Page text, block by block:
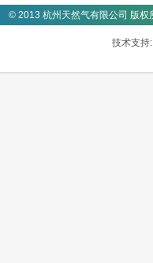
© 2013 杭州天然气有限公司 版权
技术支持: